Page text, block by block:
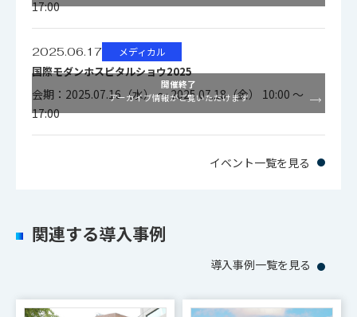
17:00
2025.06.17 メディカル
国際モダンホスピタルショウ2025
会期：2025.07.16（水） ～ 2025.07.18（金） 10:00 ～
17:00
開催終了
アーカイブ情報がご覧いただけます
イベント一覧を見る
関連する導入事例
導入事例一覧を見る